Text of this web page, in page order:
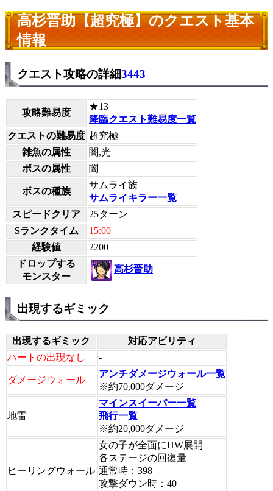
高杉晋助【超究極】のクエスト基本
情報
クエスト攻略の詳細3443
攻略難易度
★13
降臨クエスト難易度一覧
クエストの難易度 超究極
雑魚の属性
闇,光
ボスの属性
闇
ボスの種族
サムライ族
サムライキラー一覧
スピードクリア
25ターン
Sランクタイム
15:00
経験値
2200
ドロップする
モンスター
高杉晋助
出現するギミック
出現するギミック
対応アビリティ
ハートの出現なし
-
ダメージウォール
アンチダメージウォール一覧
※約70,000ダメージ
地雷
マインスイーパー一覧
飛行一覧
※約20,000ダメージ
ヒーリングウォール
女の子が全面にHW展開
各ステージの回復量
通常時：398
攻撃ダウン時：40